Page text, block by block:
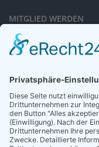
MITGLIED WERDEN
Sieben gute Gründe
für Ihre Mitgliedschaft
NEWSLETTER
Neuigkeiten rund um die